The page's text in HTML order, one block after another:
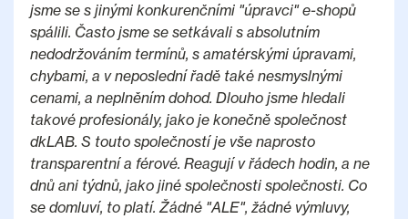
jsme se s jinými konkurenčními "úpravci" e-shopů
spálili. Často jsme se setkávali s absolutním
nedodržováním termínů, s amatérskými úpravami,
chybami, a v neposlední řadě také nesmyslnými
cenami, a neplněním dohod. Dlouho jsme hledali
takové profesionály, jako je konečně společnost
dkLAB. S touto společností je vše naprosto
transparentní a férové. Reagují v řádech hodin, a ne
dnů ani týdnů, jako jiné společnosti společnosti. Co
se domluví, to platí. Žádné "ALE", žádné výmluvy,